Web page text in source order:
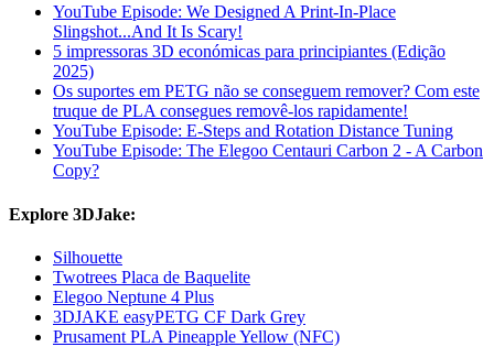
YouTube Episode: We Designed A Print-In-Place
Slingshot...And It Is Scary!
5 impressoras 3D económicas para principiantes (Edição
2025)
Os suportes em PETG não se conseguem remover? Com este
truque de PLA consegues removê-los rapidamente!
YouTube Episode: E-Steps and Rotation Distance Tuning
YouTube Episode: The Elegoo Centauri Carbon 2 - A Carbon
Copy?
Explore 3DJake:
Silhouette
Twotrees Placa de Baquelite
Elegoo Neptune 4 Plus
3DJAKE easyPETG CF Dark Grey
Prusament PLA Pineapple Yellow (NFC)